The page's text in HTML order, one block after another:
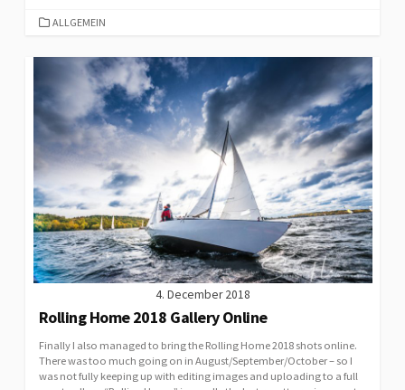
CATEGORIES
ALLGEMEIN
4. December 2018
Rolling Home 2018 Gallery Online
Finally I also managed to bring the Rolling Home 2018 shots online.
There was too much going on in August/September/October – so I
was not fully keeping up with editing images and uploading to a full